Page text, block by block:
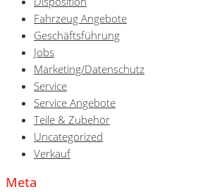
Fahrzeug Angebote
Geschäftsführung
Jobs
Marketing/Datenschutz
Service
Service Angebote
Teile & Zubehör
Uncategorized
Verkauf
Meta